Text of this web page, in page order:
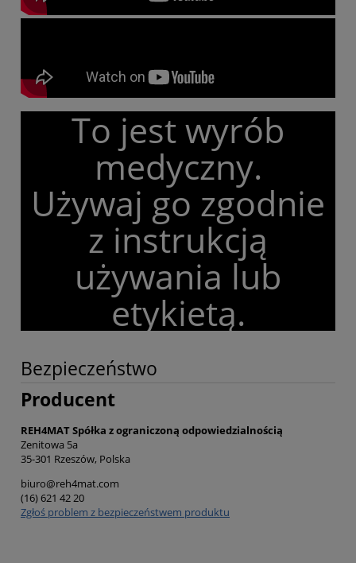
To jest wyrób
medyczny.
Używaj go zgodnie
z instrukcją
używania lub
etykietą.
Bezpieczeństwo
Producent
REH4MAT Spółka z ograniczoną odpowiedzialnością
Zenitowa 5a
35-301 Rzeszów, Polska
biuro@reh4mat.com
(16) 621 42 20
Zgłoś problem z bezpieczeństwem produktu